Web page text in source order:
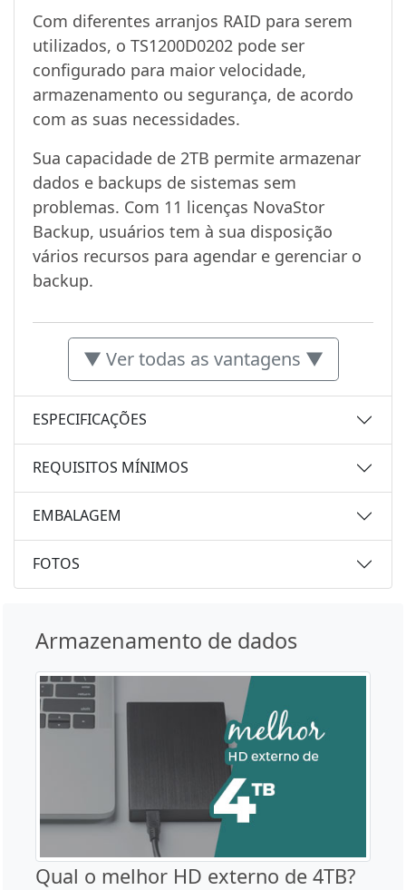
Com diferentes arranjos RAID para serem
utilizados, o TS1200D0202 pode ser
configurado para maior velocidade,
armazenamento ou segurança, de acordo
com as suas necessidades.
Sua capacidade de 2TB permite armazenar
dados e backups de sistemas sem
problemas. Com 11 licenças NovaStor
Backup, usuários tem à sua disposição
vários recursos para agendar e gerenciar o
backup.
▼ Ver todas as vantagens ▼
ESPECIFICAÇÕES
REQUISITOS MÍNIMOS
EMBALAGEM
FOTOS
Armazenamento de dados
Qual o melhor HD externo de 4TB?